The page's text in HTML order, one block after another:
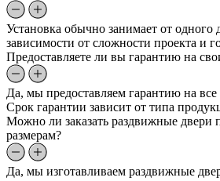
Установка обычно занимает от одного
зависимости от сложности проекта и
Предоставляете ли вы гарантию на
Да, мы предоставляем гарантию на
Срок гарантии зависит от типа
Можно ли заказать раздвижные двери
размерам?
Да, мы изготавливаем раздвижные